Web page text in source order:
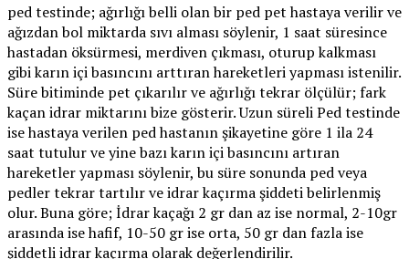
ped testinde; ağırlığı belli olan bir ped pet hastaya verilir ve
ağızdan bol miktarda sıvı alması söylenir, 1 saat süresince
hastadan öksürmesi, merdiven çıkması, oturup kalkması
gibi karın içi basıncını arttıran hareketleri yapması istenilir.
Süre bitiminde pet çıkarılır ve ağırlığı tekrar ölçülür; fark
kaçan idrar miktarını bize gösterir. Uzun süreli Ped testinde
ise hastaya verilen ped hastanın şikayetine göre 1 ila 24
saat tutulur ve yine bazı karın içi basıncını artıran
hareketler yapması söylenir, bu süre sonunda ped veya
pedler tekrar tartılır ve idrar kaçırma şiddeti belirlenmiş
olur. Buna göre; İdrar kaçağı 2 gr dan az ise normal, 2-10gr
arasında ise hafif, 10-50 gr ise orta, 50 gr dan fazla ise
şiddetli idrar kaçırma olarak değerlendirilir.